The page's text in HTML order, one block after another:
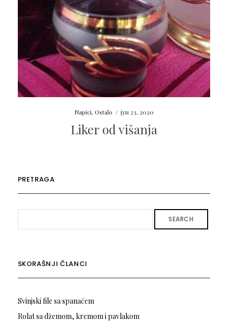
Napici, Ostalo / јун 23, 2020
Liker od višanja
PRETRAGA
SEARCH
SKORAŠNJI ČLANCI
Svinjski file sa spanaćem
Rolat sa džemom, kremom i pavlakom